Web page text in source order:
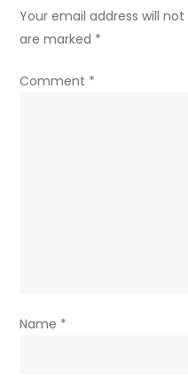
que
Your email address will
are marked *
Comment *
Name *